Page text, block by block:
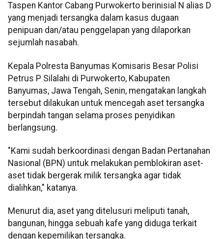
Taspen Kantor Cabang Purwokerto berinisial N alias D
yang menjadi tersangka dalam kasus dugaan
penipuan dan/atau penggelapan yang dilaporkan
sejumlah nasabah.
Kepala Polresta Banyumas Komisaris Besar Polisi
Petrus P Silalahi di Purwokerto, Kabupaten
Banyumas, Jawa Tengah, Senin, mengatakan langkah
tersebut dilakukan untuk mencegah aset tersangka
berpindah tangan selama proses penyidikan
berlangsung.
"Kami sudah berkoordinasi dengan Badan Pertanahan
Nasional (BPN) untuk melakukan pemblokiran aset-
aset tidak bergerak milik tersangka agar tidak
dialihkan," katanya.
Menurut dia, aset yang ditelusuri meliputi tanah,
bangunan, hingga sebuah kafe yang diduga terkait
dengan kepemilikan tersangka.